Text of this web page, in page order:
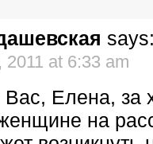
2011 at 6:33 am
Елена, за
на